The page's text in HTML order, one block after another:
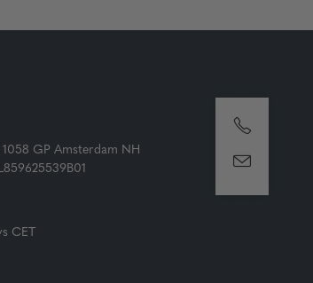
GP Amsterdam NH
CET